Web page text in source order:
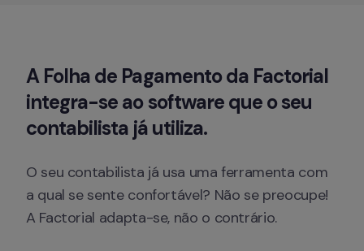
A Folha de Pagamento da Factorial
integra-se ao software que o seu
contabilista já utiliza.
O seu contabilista já usa uma ferramenta com
a qual se sente confortável? Não se preocupe!
A Factorial adapta-se, não o contrário.